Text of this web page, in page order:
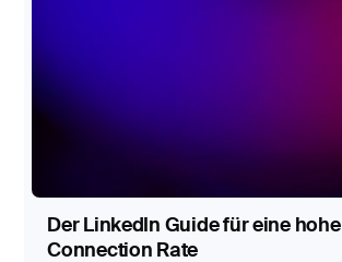
Der LinkedIn Guide für eine hohe
Connection Rate